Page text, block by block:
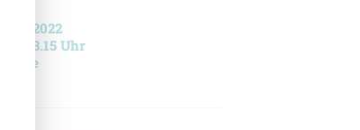
30.03.2022
9.30-13.15 Uhr
Online